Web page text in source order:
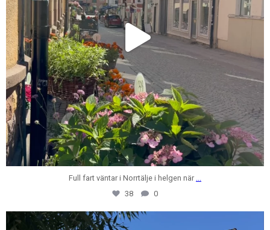
Full fart väntar i Norrtälje i helgen när
38
0
centrumfastigheter